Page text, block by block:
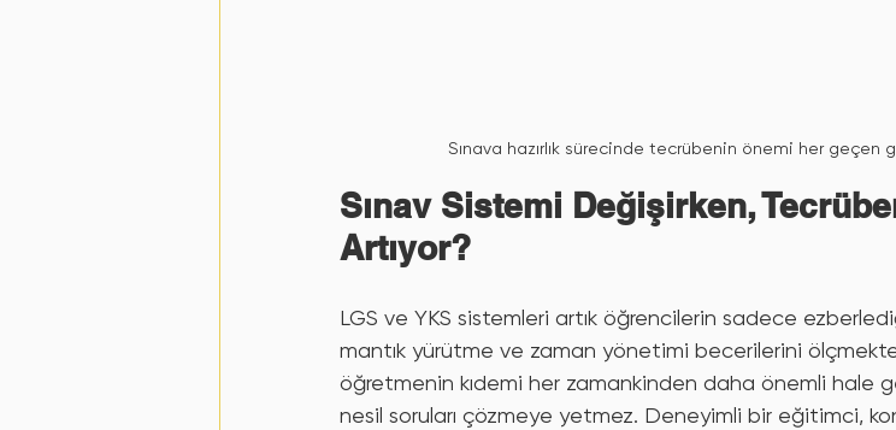
Sınava hazırlık sürecinde tecrübenin önemi her geçen
Sınav Sistemi Değişirken,
Artıyor?
LGS ve YKS sistemleri artık öğrencilerin sadece
mantık yürütme ve zaman yönetimi becerilerini
öğretmenin kıdemi her zamankinden daha önemli hale
nesil soruları çözmeye yetmez. Deneyimli bir eğitimci,